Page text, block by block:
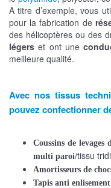
A titre d’exemple, vous
pour la fabrication de
des hélicoptères ou des
légers et ont une
meilleure qualité.
Avec nos tissus
pouvez confectionner
Coussins de levages
multi paroi/tissu
Amortisseurs de
Tapis anti enlisement